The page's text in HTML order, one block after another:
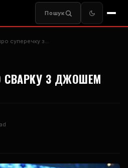
Пошук
суперечку з…
СВАРКУ З ДЖОШЕМ